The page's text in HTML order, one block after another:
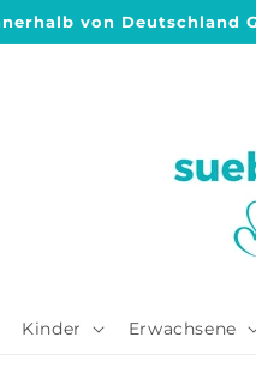
von Deutschland
Kinder Erwachsene